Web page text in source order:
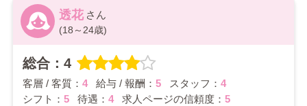
した。
出勤も自分の予定に合わせて決められるので、無
理なく続けられています。
2026/07/26
透花
(18～24歳)
総合：4
客層 / 客質： 4 給与 / 報酬： 5 スタッフ： 4
シフト： 5 待遇： 4 求人ページの信頼度： 5